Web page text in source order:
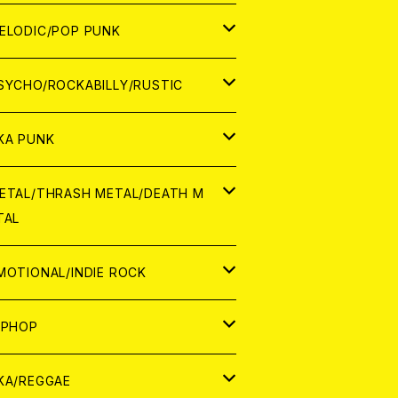
ログ
ログ
POP PUNK
ROCKABILLY/RUSTIC
PUNK
THRASH METAL/DEATH M
INDIE ROCK
REGGAE